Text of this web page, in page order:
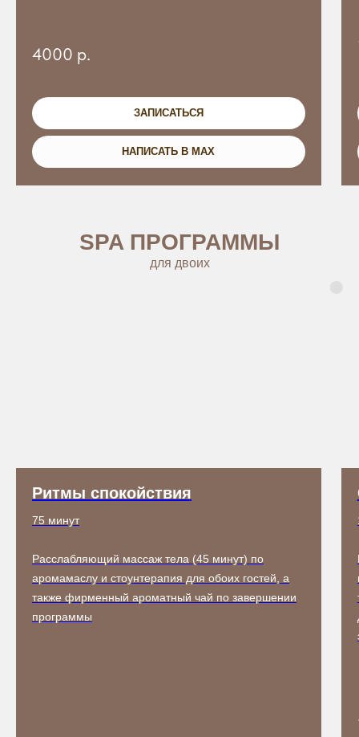
4000 р.
ЗАПИСАТЬСЯ
НАПИСАТЬ В MAX
SPA ПРОГРАММЫ
для двоих
Ритмы спокойствия
75 минут
Расслабляющий массаж тела (45 минут) по
аромамаслу и стоунтерапия для обоих гостей, а
также фирменный ароматный чай по завершении
программы